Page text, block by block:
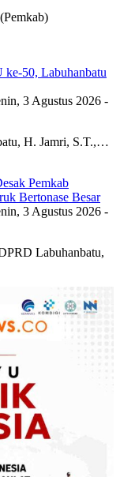
ke-50, Labuhanbatu
3 Agustus 2026 -
H. Jamri, S.T.,…
Pemkab
Bertonase Besar
3 Agustus 2026 -
Labuhanbatu,